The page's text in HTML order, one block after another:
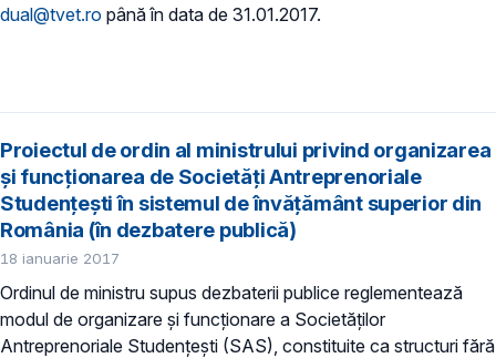
dual@tvet.ro până în data de 31.01.2017.
Proiectul de ordin al ministrului privind organizarea
şi funcţionarea de Societăți Antreprenoriale
Studențești în sistemul de învăţământ superior din
România (în dezbatere publică)
18 ianuarie 2017
Ordinul de ministru supus dezbaterii publice reglementează
modul de organizare şi funcţionare a Societăților
Antreprenoriale Studențești (SAS), constituite ca structuri fără